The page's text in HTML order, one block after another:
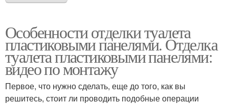
Особенности отделки туалета
пластиковыми панелями. Отделка
туалета пластиковыми панелями:
видео по монтажу
Первое, что нужно сделать, еще до того, как вы
решитесь, стоит ли проводить подобные операции